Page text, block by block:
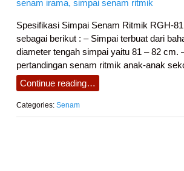
Spesifikasi Simpai Senam Ritmik RGH-
sebagai berikut : – Simpai terbuat dari
diameter tengah simpai yaitu 81 – 82
pertandingan senam ritmik anak-anak
Continue reading…
Categories: Senam